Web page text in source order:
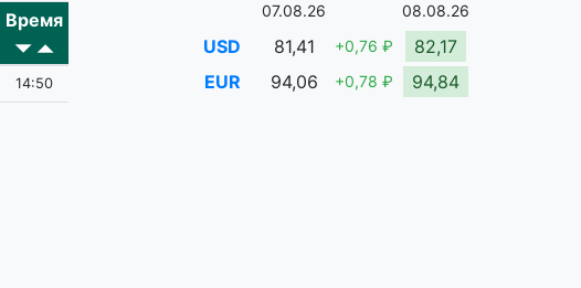
Время
14:50
07.08.26
08.08.26
USD 81,41 +0,76 ₽
82,17
EUR
94,06 +0,78 ₽ 94,84